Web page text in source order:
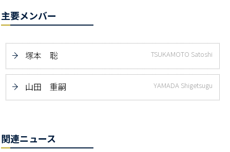
主要メンバー
塚本 聡 TSUKAMOTO Satoshi
山田 重嗣 YAMADA Shigetsugu
関連ニュース